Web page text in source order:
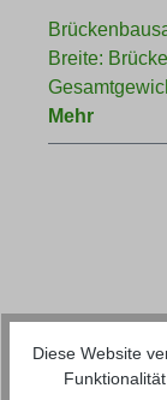
Breite:
Mehr
Kunden
Diese Website